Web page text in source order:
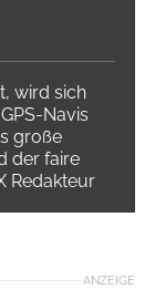
wird sich
Navis
große
der faire
Redakteur
ANZEIGE